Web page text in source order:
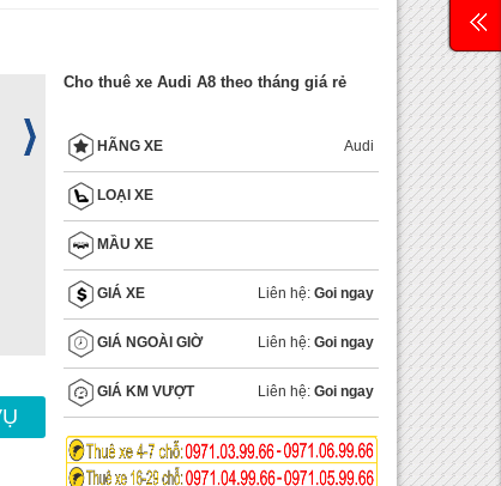
Cho thuê xe Audi A8 theo tháng giá rẻ
HÃNG XE Audi
LOẠI XE
MẦU XE
GIÁ XE Liên hệ: Goi ngay
GIÁ NGOÀI GIỜ Liên hệ: Goi ngay
GIÁ KM VƯỢT Liên hệ: Goi ngay